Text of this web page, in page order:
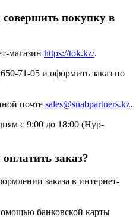
покупку в
магазин https://tok.kz/.
71-05 и оформить заказ по
почте sales@snabpartners.kz.
с 9:00 до 18:00 (Нур-
заказ?
заказа в интернет-
банковской карты